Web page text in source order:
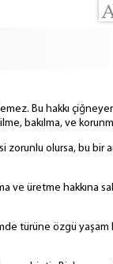
Bu hakkı
bakılma, ve
zorunlu olursa, bu bir
ve üretme hakkına
türüne özgü yaşam